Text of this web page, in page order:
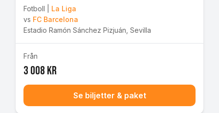
Fotboll
La Liga
vs FC Barcelona
Estadio Ramón Sánchez Pizjuán Sevilla
Från
3 008 kr
Se biljetter & paket